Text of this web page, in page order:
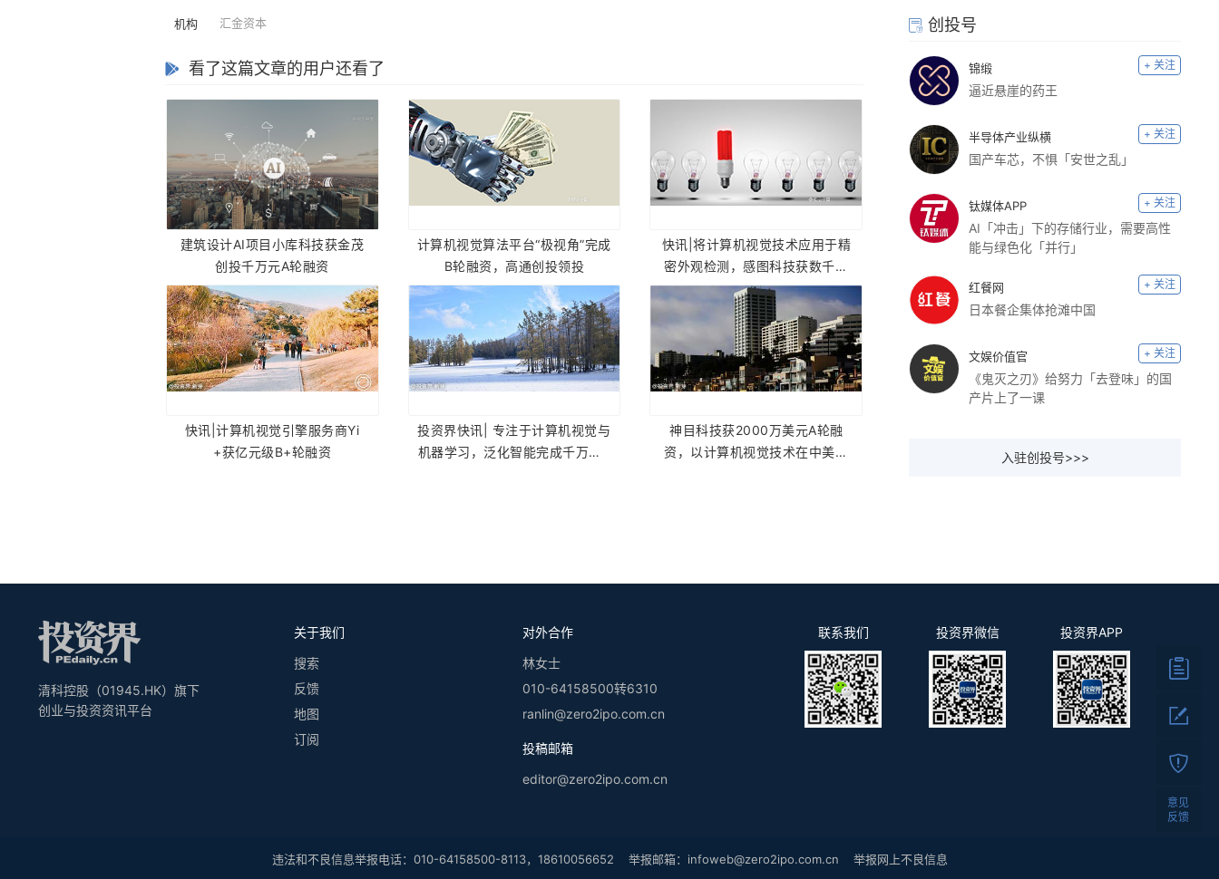
机构 汇金资本
看了这篇文章的用户还看了
建筑设计AI项目小库科技获金茂
创投千万元A轮融资
计算机视觉算法平台“极视角”完成
B轮融资，高通创投领投
快讯|将计算机视觉技术应用于精
密外观检测，感图科技获数千万
人民币的Pre-A轮融资
快讯|计算机视觉引擎服务商Yi
+获亿元级B+轮融资
投资界快讯| 专注于计算机视觉与
机器学习，泛化智能完成千万级P
神目科技获2000万美元A轮融
资，以计算机视觉技术在中美两
创投号
锦缎 + 关注
逼近悬崖的药王
半导体产业纵横 + 关注
国产车芯，不惧「安世之乱」
钛媒体APP + 关注
AI「冲击」下的存储行业，需要高性
能与绿色化「并行」
红餐网 + 关注
日本餐企集体抢滩中国
文娱价值官 + 关注
《鬼灭之刃》给努力「去登味」的国
产片上了一课
入驻创投号>>>
清科控股（01945.HK）旗下
创业与投资资讯平台
关于我们
搜索
反馈
地图
订阅
对外合作
林女士
010-64158500转6310
ranlin@zero2ipo.com.cn
投稿邮箱
editor@zero2ipo.com.cn
联系我们 投资界微信 投资界APP
违法和不良信息举报电话：010-64158500-8113，18610056652 举报邮箱： infoweb@zero2ipo.com.cn
举报网上不良信息
意见
反馈